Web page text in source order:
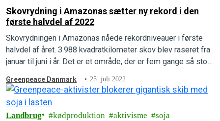
Skovrydning i Amazonas sætter ny rekord i den
første halvdel af 2022
Skovrydningen i Amazonas nåede rekordniveauer i første
halvdel af året. 3.988 kvadratkilometer skov blev raseret fra
januar til juni i år. Det er et område, der er fem gange så stort
Greenpeace Danmark 25. juli 2022
Landbrug kødproduktion aktivisme
soja